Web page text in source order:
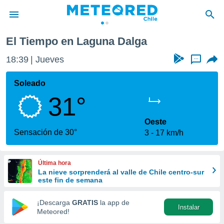
de
por
que se
calidad.
a este
las
y
forma
digital
basada
El Tiempo en Laguna Dalga
18:39 Jueves ...
Soleado
31°
Sensación de 30°
Oeste
3
17 km/h
Última hora
La nieve sorprenderá al valle de Chile centro-sur
este fin de semana
¡Descarga GRATIS la app de
Meteored!
Instalar